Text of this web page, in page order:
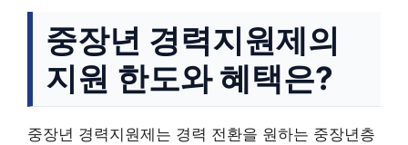
중장년 경력지원제의
지원 한도와 혜택은?
중장년 경력지원제는 경력 전환을 원하는 중장년층